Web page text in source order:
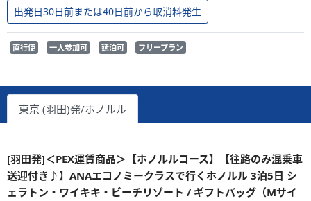
出発日30日前または40日前から取消料発生
直行便 一人参加可 延泊可 フリープラン
東京 (羽田)発/ホノルル
[羽田発]＜PEX運賃商品＞【ホノルルコース】【往路のみ混乗車
送迎付き♪】ANAエコノミークラスで行くホノルル 3泊5日 シ
ェラトン・ワイキキ・ビーチリゾート / ギフトバッグ（Mサイ